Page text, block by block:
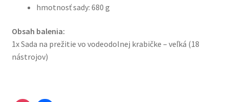
hmotnosť sady: 680 g
Obsah balenia:
1x Sada na prežitie vo vodeodolnej krabičke – veľká (18
nástrojov)